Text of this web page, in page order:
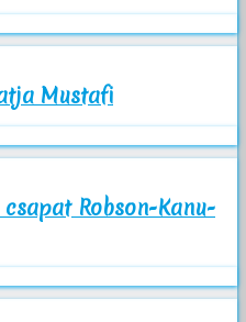
Mustafi
Robson-Kanu-